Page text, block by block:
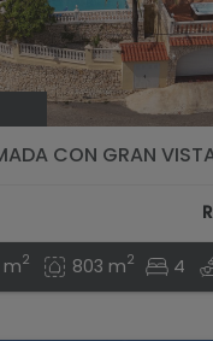
CON GRAN
m2 803 m2 4